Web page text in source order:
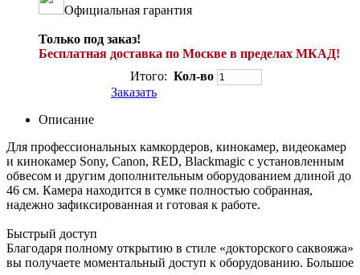
Официальная гарантия
Только под заказ!
Бесплатная доставка по Москве в пределах МКАД!
Итого: Кол-во
Заказать
Описание
Для профессиональных камкордеров, кинокамер, видеокамер
и кинокамер Sony, Canon, RED, Blackmagic с установленным
обвесом и другим дополнительным оборудованием длиной до
46 см. Камера находится в сумке полностью собранная,
надежно зафиксированная и готовая к работе.
Быстрый доступ
Благодаря полному открытию в стиле «докторского саквояжа»
вы получаете моментальный доступ к оборудованию. Большое